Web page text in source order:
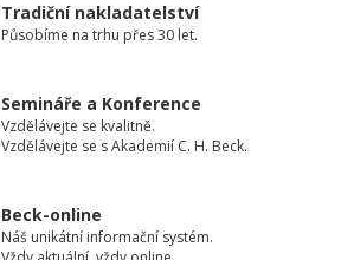
Tradiční nakladatelství
Působíme na trhu přes 30 let.
Semináře a Konference
Vzdělávejte se kvalitně.
Vzdělávejte se s Akademií C. H. Beck.
Beck-online
Náš unikátní informační systém.